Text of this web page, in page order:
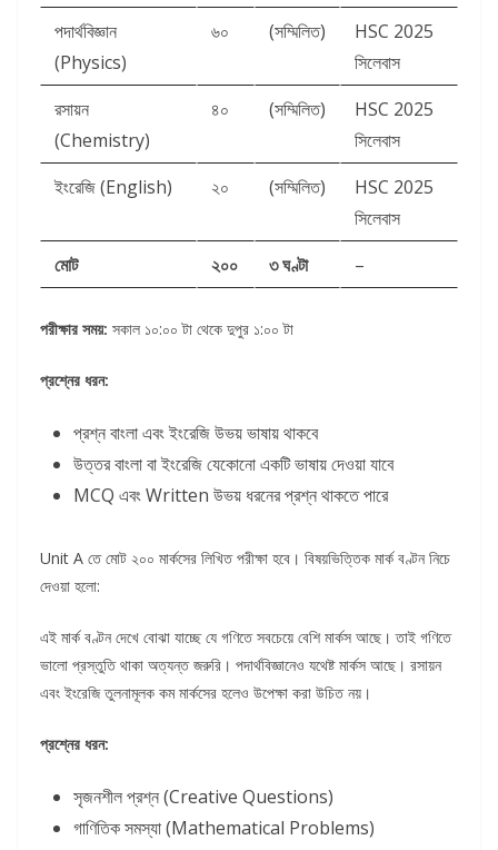
পদার্থবিজ্ঞান
(Physics)
৬০ (সম্মিলিত)
HSC 2025
সিলেবাস
রসায়ন
(Chemistry)
৪০ (সম্মিলিত)
HSC 2025
সিলেবাস
ইংরেজি (English)
২০ (সম্মিলিত)
HSC 2025
সিলেবাস
মোট
২০০ ৩ ঘণ্টা –
পরীক্ষার সময়: সকাল ১০:০০ টা থেকে দুপুর ১:০০ টা
প্রশ্নের ধরন:
প্রশ্ন বাংলা এবং ইংরেজি উভয় ভাষায় থাকবে
উত্তর বাংলা বা ইংরেজি যেকোনো একটি ভাষায় দেওয়া যাবে
MCQ এবং Written উভয় ধরনের প্রশ্ন থাকতে পারে
Unit A তে মোট ২০০ মার্কসের লিখিত পরীক্ষা হবে। বিষয়ভিত্তিক মার্ক বণ্টন নিচে
দেওয়া হলো:
এই মার্ক বণ্টন দেখে বোঝা যাচ্ছে যে গণিতে সবচেয়ে বেশি মার্কস আছে। তাই গণিতে
ভালো প্রস্তুতি থাকা অত্যন্ত জরুরি। পদার্থবিজ্ঞানেও যথেষ্ট মার্কস আছে। রসায়ন
এবং ইংরেজি তুলনামূলক কম মার্কসের হলেও উপেক্ষা করা উচিত নয়।
প্রশ্নের ধরন:
সৃজনশীল প্রশ্ন (Creative Questions)
গাণিতিক সমস্যা (Mathematical Problems)